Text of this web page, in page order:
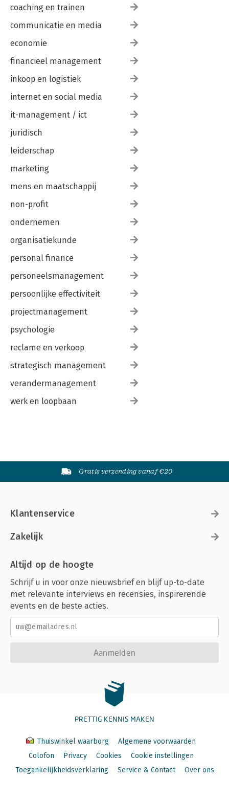
coaching en trainen
communicatie en media
economie
financieel management
inkoop en logistiek
internet en social media
it-management / ict
juridisch
leiderschap
marketing
mens en maatschappij
non-profit
ondernemen
organisatiekunde
personal finance
personeelsmanagement
persoonlijke effectiviteit
projectmanagement
psychologie
reclame en verkoop
strategisch management
verandermanagement
werk en loopbaan
Gratis verzending vanaf €20
Klantenservice
Zakelijk
Altijd op de hoogte
Schrijf u in voor onze nieuwsbrief en blijf up-to-date
met relevante interviews en recensies, inspirerende
events en de beste acties.
Aanmelden
PRETTIG KENNIS MAKEN
Thuiswinkel waarborg
Algemene voorwaarden
Colofon
Privacy Cookies
Cookie instellingen
Toegankelijkheidsverklaring
Service & Contact Over ons